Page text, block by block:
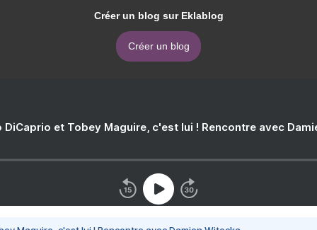
Créer un blog sur Eklablog
Créer un blog
DiCaprio et Tobey Maguire, c'est lui ! Rencontre avec